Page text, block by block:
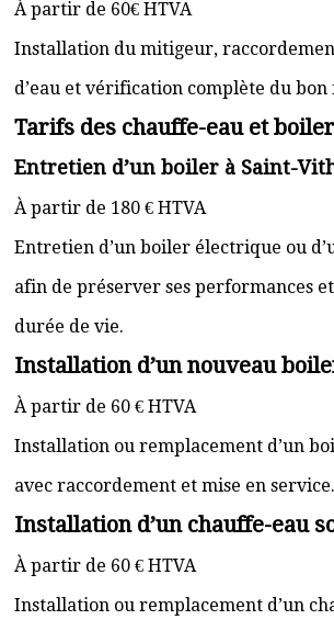
À partir de 60€ HTVA
Installation du mitigeur,
d’eau et vérification complète du
Tarifs des chauffe-eau et
Entretien d’un boiler à Saint-
À partir de 180 € HTVA
Entretien d’un boiler électrique ou
afin de préserver ses performances
durée de vie.
Installation d’un nouveau
À partir de 60 € HTVA
Installation ou remplacement d’un
avec raccordement et mise en service.
Installation d’un chauffe-eau
À partir de 60 € HTVA
Installation ou remplacement d’un